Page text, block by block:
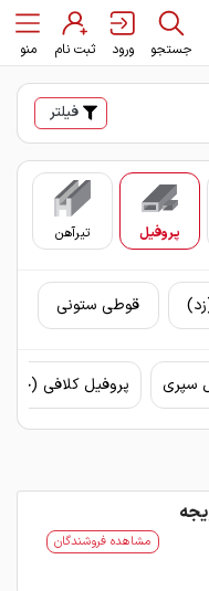
جستجو ورود ثبت نام منو
فیلتر
پروفیل تیرآهن
قوطی ستونی
سپری پروفیل کلافی
مشاهده فروشندگان